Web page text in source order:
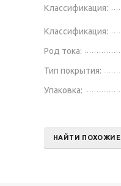
Классификация:
Классификация:
Род тока:
Тип покрытия:
Упаковка:
НАЙТИ ПОХОЖИЕ